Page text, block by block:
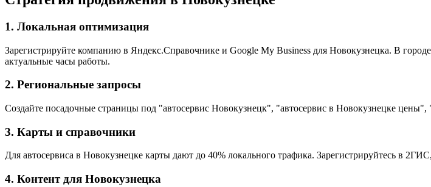
1. Локальная оптимизация
Зарегистрируйте компанию в Яндекс.Справочнике и Google My Business для Новокузнецка. В
актуальные часы работы.
2. Региональные запросы
Создайте посадочные страницы под "автосервис Новокузнецк", "автосервис в Новокузнецке
3. Карты и справочники
Для автосервиса в Новокузнецке карты дают до 40% локального трафика. Зарегистрируйтесь в
4. Контент для Новокузнецка